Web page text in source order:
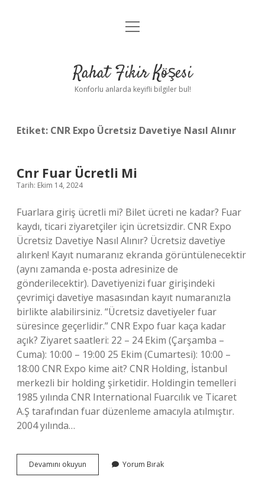
Anasayfa
Yasal Uyarı
menüyü
Rahat Fikir Köşesi
Konforlu anlarda keyifli bilgiler bul!
Etiket: CNR Expo Ücretsiz Davetiye Nasıl Alınır
Cnr Fuar Ücretli Mi
Tarih: Ekim 14, 2024
Fuarlara giriş ücretli mi? Bilet ücreti ne kadar? Fuar
kaydı, ticari ziyaretçiler için ücretsizdir. CNR Expo
Ücretsiz Davetiye Nasıl Alınır? Ücretsiz davetiye
alırken! Kayıt numaranız ekranda görüntülenecektir
(aynı zamanda e-posta adresinize de
gönderilecektir). Davetiyenizi fuar girişindeki
çevrimiçi davetiye masasından kayıt numaranızla
birlikte alabilirsiniz. “Ücretsiz davetiyeler fuar
süresince geçerlidir.” CNR Expo fuar kaça kadar
açık? Ziyaret saatleri: 22 – 24 Ekim (Çarşamba –
Cuma): 10:00 – 19:00 25 Ekim (Cumartesi): 10:00 –
18:00 CNR Expo kime ait? CNR Holding, İstanbul
merkezli bir holding şirketidir. Holdingin temelleri
1985 yılında CNR International Fuarcılık ve Ticaret
A.Ş tarafından fuar düzenleme amacıyla atılmıştır.
2004 yılında…
Devamını okuyun
Fuar
Yorum Bırak